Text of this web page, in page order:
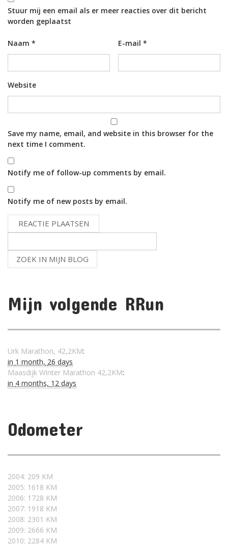
Stuur mij een email als er meer reacties over dit bericht
worden geplaatst
Naam * E-mail*
Website
Save my name, email, and website in this browser for the
next time I comment.
Notify me of follow-up comments by email.
Notify me of new posts by email.
Mijn volgende RRun
Urk Marathon, 42,2KM:
in 1 month, 26 days
Maasdijk Winter Marathon 42,2KM:
in 4 months, 12 days
Odometer
2004: 209 KM
2005: 1618 KM
2006: 1728 KM
2007: 1918 KM
2008: 2301 KM
2009: 2666 KM
2010: 2284 KM